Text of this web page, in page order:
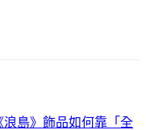
島》飾品如何靠「全